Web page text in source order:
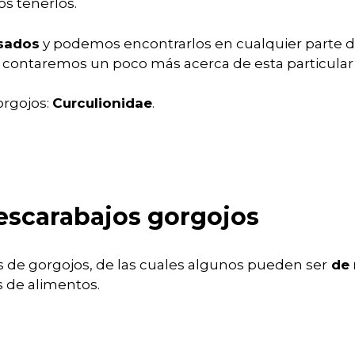
tenerlos.
y podemos encontrarlos en cualquier parte
un poco más acerca de esta particular
Curculionidae.
gorgojos
gorgojos, de las cuales algunos pueden serde
de alimentos.